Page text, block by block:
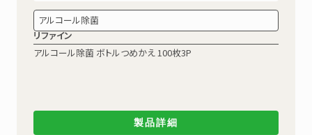
アルコール除菌
リファイン
アルコール除菌 ボトルつめかえ 100枚3P
製品詳細